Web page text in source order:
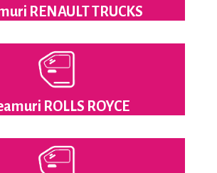
RENAULT TRUCKS
ROLLS ROYCE